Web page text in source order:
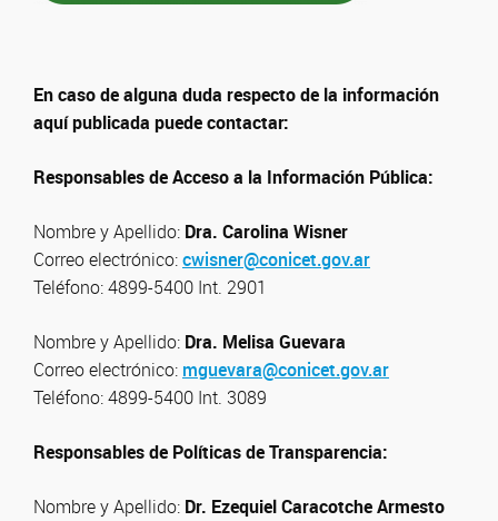
En caso de alguna duda respecto de la información
aquí publicada puede contactar:
Responsables de Acceso a la Información Pública:
Nombre y Apellido: Dra. Carolina Wisner
Correo electrónico:cwisner@conicet.gov.ar
Teléfono: 4899-5400 Int. 2901
Nombre y Apellido: Dra. Melisa Guevara
Correo electrónico: mguevara@conicet.gov.ar
Teléfono: 4899-5400 Int. 3089
Responsables de Políticas de Transparencia:
Nombre y Apellido: Dr. Ezequiel Caracotche Armesto